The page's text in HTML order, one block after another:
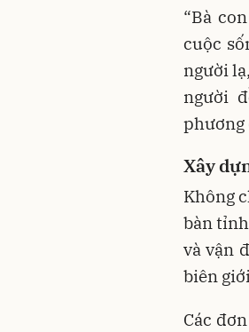
“Bà
cuộc
người
người
phương
Xây
Không
bàn
và vận
biên
Các